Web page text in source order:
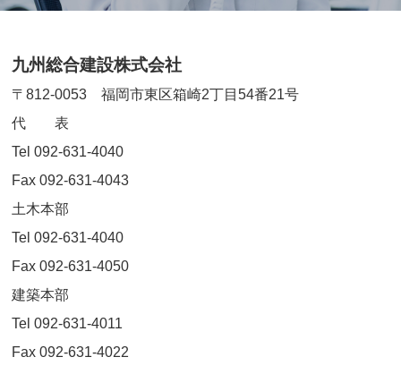
九州総合建設株式会社
〒812-0053 福岡市東区箱崎2丁目54番21号
代 表
Tel 092-631-4040
Fax 092-631-4043
土木本部
Tel 092-631-4040
Fax 092-631-4050
建築本部
Tel 092-631-4011
Fax 092-631-4022